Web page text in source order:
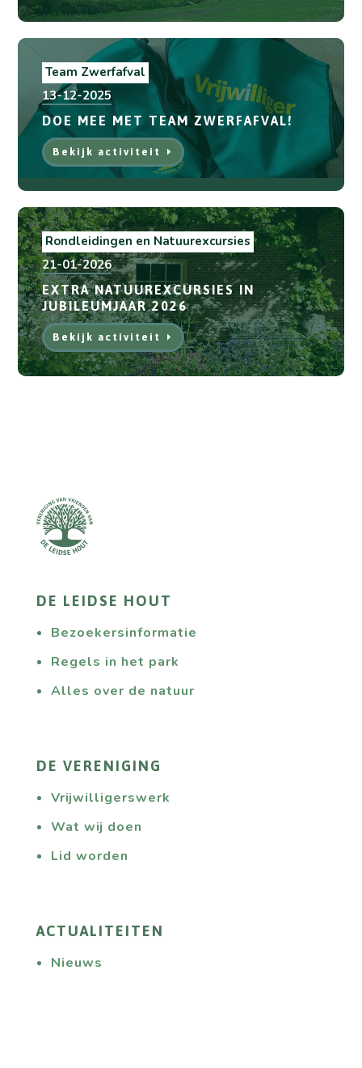
Team Zwerfafval
13-12-2025
DOE MEE MET TEAM ZWERFAFVAL!
Bekijk activiteit
Rondleidingen en Natuurexcursies
21-01-2026
EXTRA NATUUREXCURSIES IN
JUBILEUMJAAR 2026
Bekijk activiteit
DE LEIDSE HOUT
Bezoekersinformatie
Regels in het park
Alles over de natuur
DE VERENIGING
Vrijwilligerswerk
Wat wij doen
Lid worden
ACTUALITEITEN
Nieuws